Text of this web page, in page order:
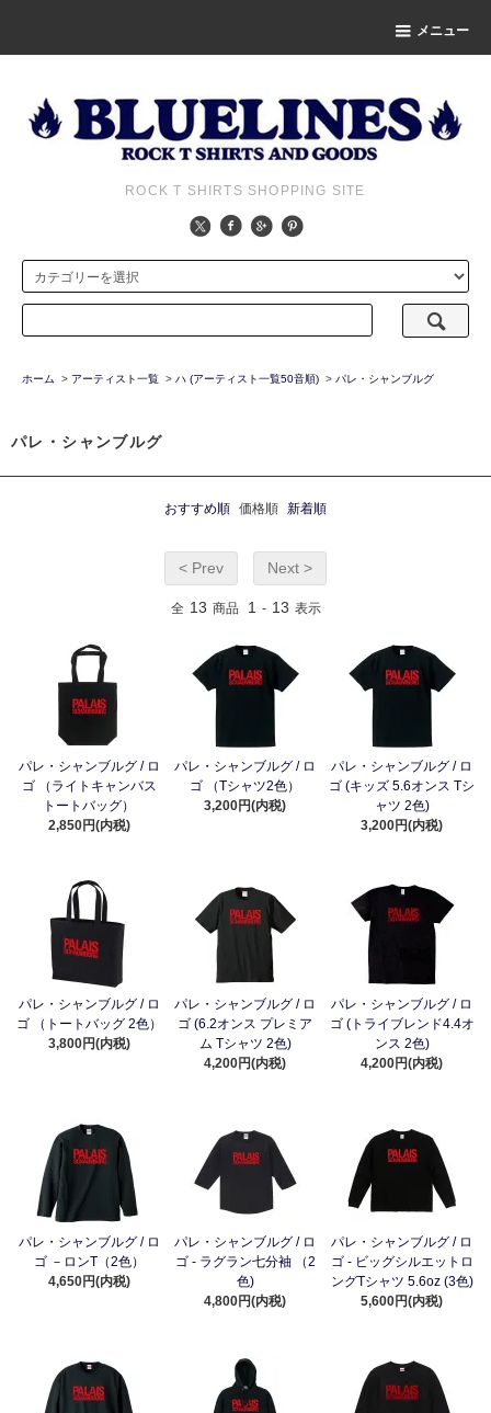
メニュー
ROCK T SHIRTS SHOPPING SITE
ホーム > アーティスト一覧 > ハ (アーティスト一覧50音順) > パレ・シャンブルグ
パレ・シャンブルグ
おすすめ順 価格順 新着順
< Prev Next >
全 13 商品 1 - 13 表示
パレ・シャンブルグ / ロ
ゴ （ライトキャンバス
トートバッグ）
2,850円(内税)
パレ・シャンブルグ / ロ
ゴ （Tシャツ2色）
3,200円(内税)
パレ・シャンブルグ / ロ
ゴ (キッズ 5.6オンス Tシ
ャツ 2色)
3,200円(内税)
パレ・シャンブルグ / ロ
ゴ （トートバッグ 2色）
3,800円(内税)
パレ・シャンブルグ / ロ
ゴ (6.2オンス プレミア
ム Tシャツ 2色)
4,200円(内税)
パレ・シャンブルグ / ロ
ゴ (トライブレンド4.4オ
ンス 2色)
4,200円(内税)
パレ・シャンブルグ / ロ
ゴ －ロンT（2色）
4,650円(内税)
パレ・シャンブルグ / ロ
ゴ - ラグラン七分袖 （2
色)
4,800円(内税)
パレ・シャンブルグ / ロ
ゴ - ビッグシルエットロ
ングTシャツ 5.6oz (3色)
5,600円(内税)